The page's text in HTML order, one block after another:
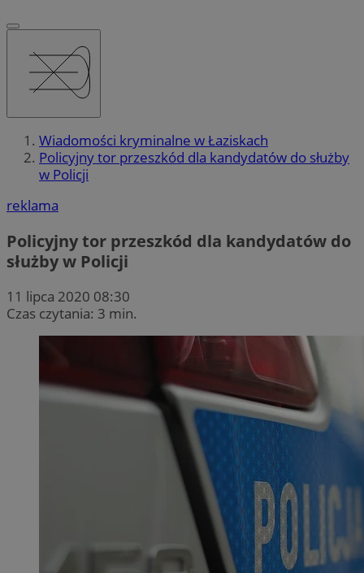
Wiadomości kryminalne w Łaziskach
Policyjny tor przeszkód dla kandydatów do służby
w Policji
reklama
Policyjny tor przeszkód dla kandydatów do
służby w Policji
11 lipca 2020 08:30
Czas czytania: 3 min.